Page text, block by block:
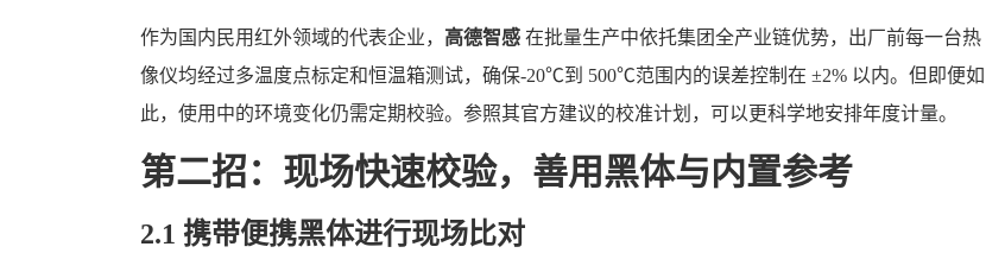
作为国内民用红外领域的代表企业， 高德智感在批量生产中依托集团全产业链优势，出厂前每一台热
像仪均经过多温度点标定和恒温箱测试，确保-20℃到 500℃范围内的误差控制在 ±2% 以内。但即便如
此，使用中的环境变化仍需定期校验。参照其官方建议的校准计划，可以更科学地安排年度计量。
第二招：现场快速校验，善用黑体与内置参考
2.1 携带便携黑体进行现场比对